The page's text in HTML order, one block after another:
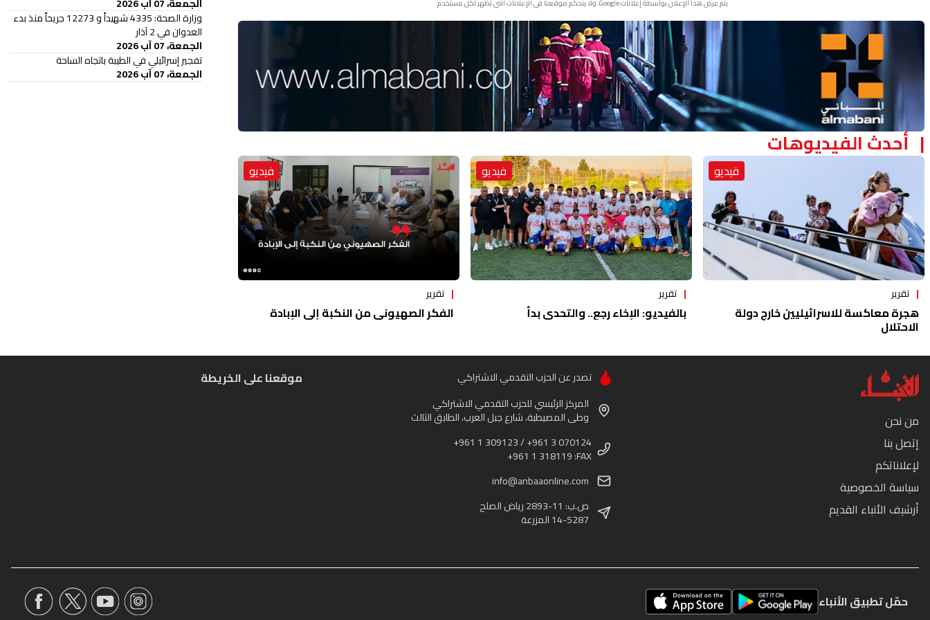
يتم عرض هذا الإعلان بواسطة إعلانات Google، ولا يتحكم موقعنا في الإعلانات التي تظهر لكل مستخدم.
Advertisement Section
أحدث الفيديوهات
فيديو
تقرير
هجرة معاكسة للاسرائيليين خارج دولة
الاحتلال
فيديو
تقرير
بالفيديو: الإخاء رجع.. والتحدي بدأ
فيديو
تقرير
الفكر الصهيوني من النكبة إلى الإبادة
وزارة الصحة: 4335 شهيداً و 12273 جريحاً منذ بدء
العدوان في 2 آذار
الجمعة، 07 آب 2026
تفجير إسرائيلي في الطيبة باتجاه الساحة
الجمعة، 07 آب 2026
من نحن
إتصل بنا
لإعلاناتكم
سياسة الخصوصية
أرشيف الأنباء القديم
تصدر عن الحزب التقدمي الاشتراكي
المركز الرئيسي للحزب التقدمي الاشتراكي
وطى المصيطبة، شارع جبل العرب، الطابق الثالث
+961 1 309123 / +961 3 070124
+961 1 318119 :FAX
info@anbaaonline.com
ص.ب: 11-2893 رياض الصلح
14-5287 المزرعة
موقعنا على الخريطة
حمّل تطبيق الأنباء